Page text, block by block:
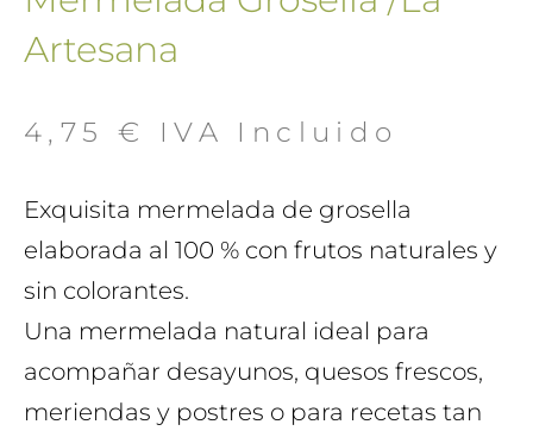
Artesana
4,75 € IVA Incluido
Exquisita mermelada de grosella
elaborada al 100 % con frutos naturales y
sin colorantes.
Una mermelada natural ideal para
acompañar desayunos, quesos frescos,
meriendas y postres o para recetas tan